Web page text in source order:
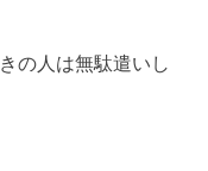
の人は無駄遣いし